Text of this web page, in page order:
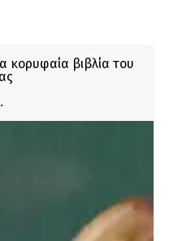
κορυφαία βιβλία του